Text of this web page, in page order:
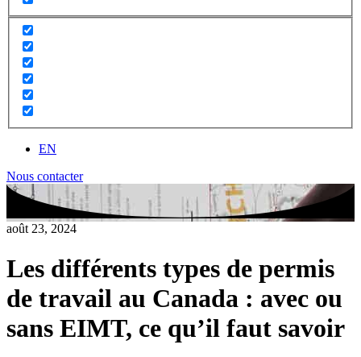
EN
Nous contacter
août 23, 2024
Les différents types de permis
de travail au Canada : avec ou
sans EIMT, ce qu’il faut savoir